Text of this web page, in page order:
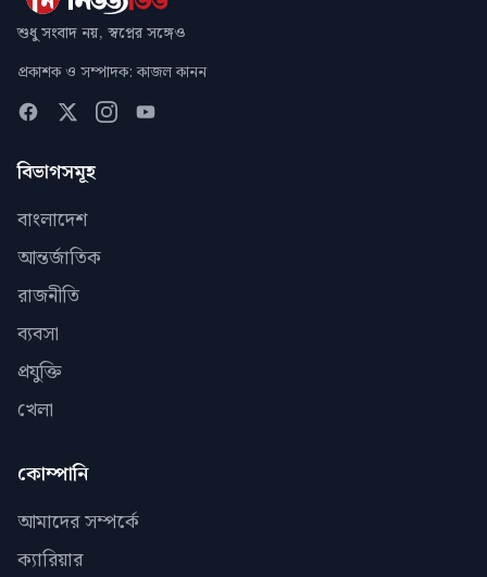
শুধু সংবাদ নয়, স্বপ্নের সঙ্গেও
প্রকাশক ও সম্পাদক: কাজল কানন
বিভাগসমূহ
বাংলাদেশ
আন্তর্জাতিক
রাজনীতি
ব্যবসা
প্রযুক্তি
খেলা
কোম্পানি
আমাদের সম্পর্কে
ক্যারিয়ার